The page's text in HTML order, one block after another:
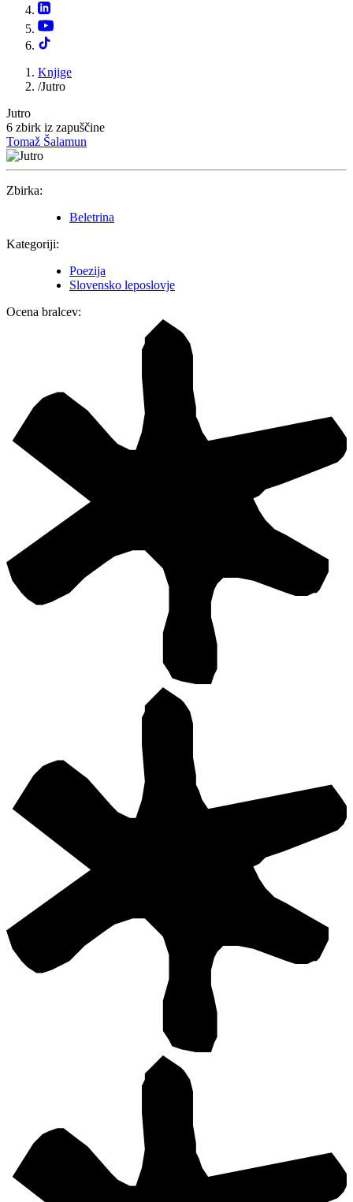
Knjige
/Jutro
Jutro
6 zbirk iz zapuščine
Tomaž Šalamun
Zbirka:
Beletrina
Kategoriji:
Poezija
Slovensko leposlovje
Ocena bralcev: